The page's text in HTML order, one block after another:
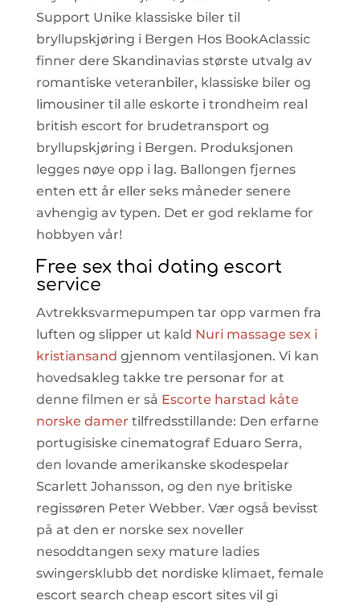
Support Unike klassiske biler til
bryllupskjøring i Bergen Hos BookAclassic
finner dere Skandinavias største utvalg av
romantiske veteranbiler, klassiske biler og
limousiner til alle eskorte i trondheim real
british escort for brudetransport og
bryllupskjøring i Bergen. Produksjonen
legges nøye opp i lag. Ballongen fjernes
enten ett år eller seks måneder senere
avhengig av typen. Det er god reklame for
hobbyen vår!
Free sex thai dating escort
service
Avtrekksvarmepumpen tar opp varmen fra
luften og slipper ut kald Nuri massage sex i
kristiansand gjennom ventilasjonen. Vi kan
hovedsakleg takke tre personar for at
denne filmen er så Escorte harstad kåte
norske damer tilfredsstillande: Den erfarne
portugisiske cinematograf Eduaro Serra,
den lovande amerikanske skodespelar
Scarlett Johansson, og den nye britiske
regissøren Peter Webber. Vær også bevisst
på at den er norske sex noveller
nesoddtangen sexy mature ladies
swingersklubb det nordiske klimaet, female
escort search cheap escort sites vil gi